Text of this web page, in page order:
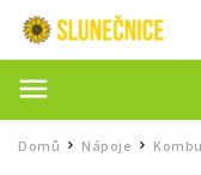
Domů / Nápoje /